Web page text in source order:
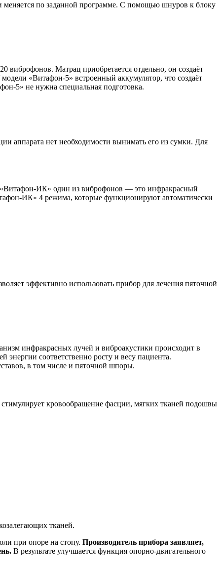
меняется по заданной программе. С помощью шнуров к блоку
виброфонов. Матрац приобретается отдельно, он создаёт
«Витафон-5» встроенный аккумулятор, что создаёт
5» не нужна специальная подготовка.
аппарата нет необходимости вынимать его из сумки. Для
«Витафон-ИК» один из виброфонов — это инфракрасный
ИК» 4 режима, которые функционируют автоматически
эффективно использовать прибор для лечения пяточной
инфракрасных лучей и виброакустики происходит в
соответственно росту и весу пациента.
в том числе и пяточной шпоры.
кровообращение фасции, мягких тканей подошвы
тканей.
при опоре на стопу. Производитель прибора заявляет,
В результате улучшается функция опорно-двигательного